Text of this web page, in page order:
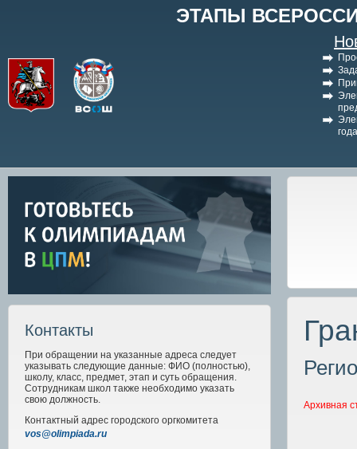
ЭТАПЫ
Контакты
При обращении на указанные адреса следует
указывать следующие данные: ФИО (полностью),
школу, класс, предмет, этап и суть обращения.
Сотрудникам школ также необходимо указать
свою должность.
Контактный адрес городского оргкомитета
vos@olimpiada.ru
Архивная